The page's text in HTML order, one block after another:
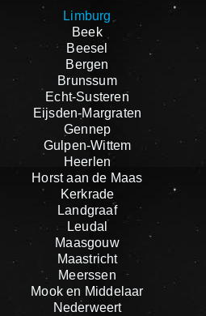
Limburg
Beek
Beesel
Bergen
Brunssum
Echt-Susteren
Eijsden-Margraten
Gennep
Gulpen-Wittem
Heerlen
Horst aan de Maas
Kerkrade
Landgraaf
Leudal
Maasgouw
Maastricht
Meerssen
Mook en Middelaar
Nederweert